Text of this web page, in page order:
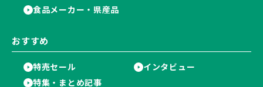
食品メーカー・県産品
おすすめ
特売セール
インタビュー
特集・まとめ記事